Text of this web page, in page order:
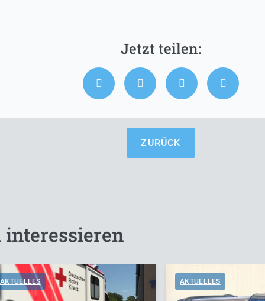
ZURÜCK
interessieren
AKTUELLES AKTUELLES